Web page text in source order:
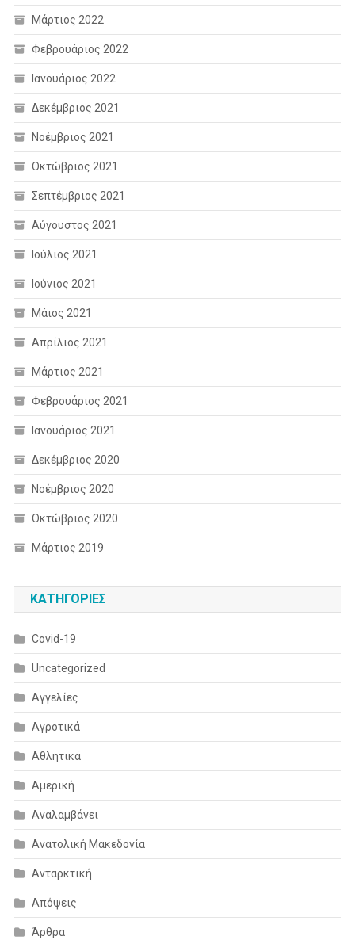
Μάρτιος 2022
Φεβρουάριος 2022
Ιανουάριος 2022
Δεκέμβριος 2021
Νοέμβριος 2021
Οκτώβριος 2021
Σεπτέμβριος 2021
Αύγουστος 2021
Ιούλιος 2021
Ιούνιος 2021
Μάιος 2021
Απρίλιος 2021
Μάρτιος 2021
Φεβρουάριος 2021
Ιανουάριος 2021
Δεκέμβριος 2020
Νοέμβριος 2020
Οκτώβριος 2020
Μάρτιος 2019
KΑΤΗΓΟΡΊΕΣ
Covid-19
Uncategorized
Αγγελίες
Αγροτικά
Αθλητικά
Αμερική
Αναλαμβάνει
Ανατολική Μακεδονία
Ανταρκτική
Απόψεις
Άρθρα